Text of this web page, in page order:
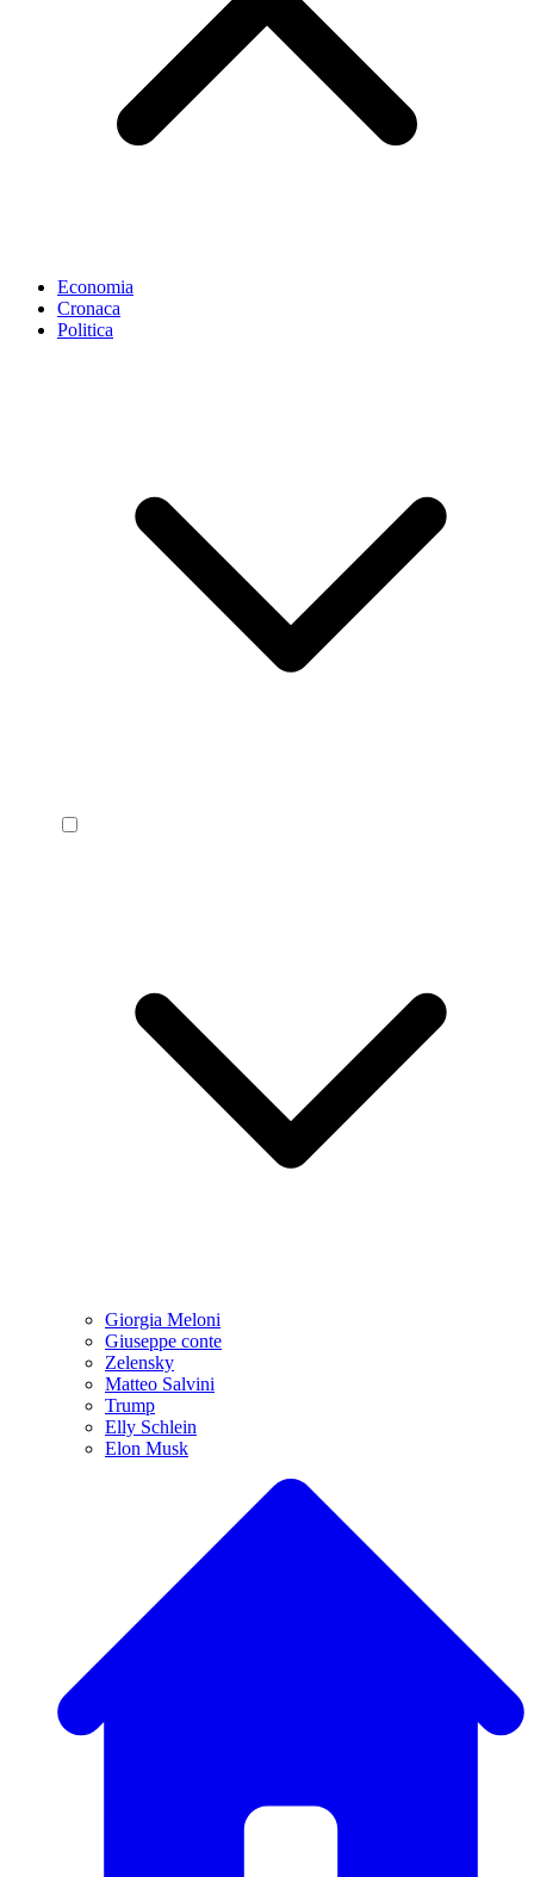
Economia
Cronaca
Politica
Giorgia Meloni
Giuseppe conte
Zelensky
Matteo Salvini
Trump
Elly Schlein
Elon Musk